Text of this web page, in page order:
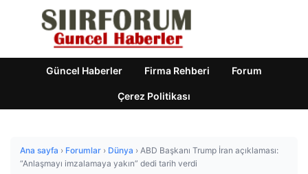
Güncel Haberler Firma Rehberi Forum
Çerez Politikası
Ana sayfa › Forumlar › Dünya › ABD Başkanı Trump İran açıklaması:
“Anlaşmayı imzalamaya yakın” dedi tarih verdi